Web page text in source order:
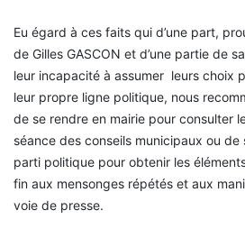
Eu égard à ces faits qui d’une part,
de Gilles GASCON et d’une partie de
leur incapacité à assumer leurs choix
leur propre ligne politique, nous
de se rendre en mairie pour consulter
séance des conseils municipaux ou
parti politique pour obtenir les
fin aux mensonges répétés et aux
voie de presse.